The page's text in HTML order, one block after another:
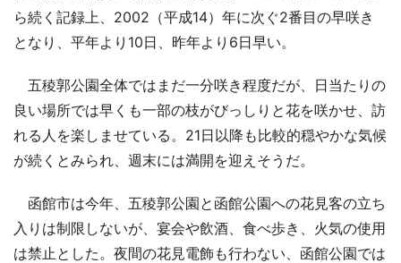
ら続く記録上、2002（平成14）年に次ぐ2番目の早咲き
となり、平年より10日、昨年より6日早い。
五稜郭公園全体ではまだ一分咲き程度だが、日当たりの
良い場所では早くも一部の枝がびっしりと花を咲かせ、訪
れる人を楽しませている。21日以降も比較的穏やかな気候
が続くとみられ、週末には満開を迎えそうだ。
函館市は今年、五稜郭公園と函館公園への花見客の立ち
入りは制限しないが、宴会や飲酒、食べ歩き、火気の使用
は禁止とした。夜間の花見電飾も行わない、函館公園では